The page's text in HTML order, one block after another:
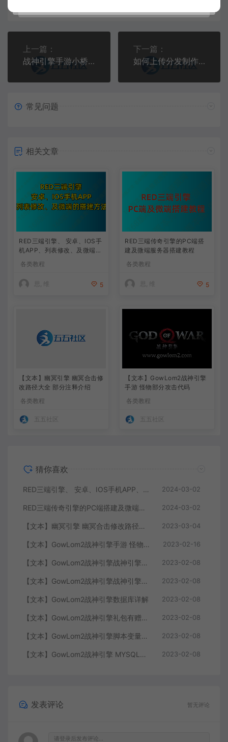
上一篇：
战神引擎手游小桥支付平台 网关模式对接教程 +视频教程
下一篇：
如何上传分发制作扫二维码下载链接+视频教程
常见问题
相关文章
RED三端引擎、 安卓、IOS手
机APP、列表修改、及微端的
各类教程
思, 维 5
RED三端传奇引擎的PC端搭
建及微端服务器搭建教程
各类教程
思, 维 5
【文本】幽冥引擎 幽冥合击修
改路径大全 部分注释介绍
各类教程
五五社区
【文本】GowLom2战神引擎
手游 怪物部分攻击代码
各类教程
五五社区
猜你喜欢
RED三端引擎、 安卓、IOS手机APP、列表修改、及微端的搭建方法-特约制作 2024-03-02
RED三端传奇引擎的PC端搭建及微端服务器搭建教程 2024-03-02
【文本】幽冥引擎 幽冥合击修改路径大全 部分注释介绍 2023-03-04
【文本】GowLom2战神引擎手游 怪物部分攻击代码 2023-02-16
【文本】GowLom2战神引擎战神引擎复古传奇 玩家属性 2023-02-08
【文本】GowLom2战神引擎战神引擎DB表mir库 详细介绍 2023-02-08
【文本】GowLom2战神引擎数据库详解 2023-02-08
【文本】GowLom2战神引擎礼包有赠字修改掉 可以丢弃 2023-02-08
【文本】GowLom2战神引擎脚本变量大全 2023-02-08
【文本】GowLom2战神引擎 MYSQL安装时出现问题（The service already exists） 2023-02-08
发表评论 暂无评论